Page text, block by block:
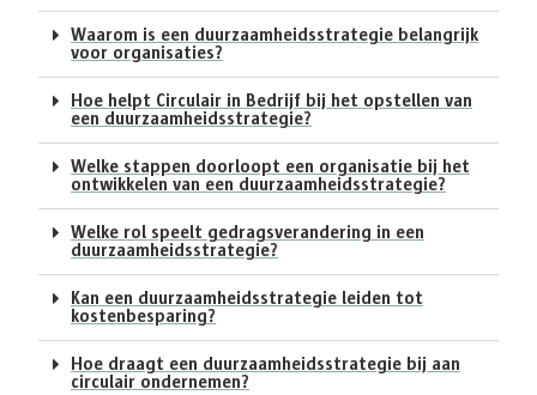
Waarom is een duurzaamheidsstrategie belangrijk
voor organisaties?
Hoe helpt Circulair in Bedrijf bij het opstellen van
een duurzaamheidsstrategie?
Welke stappen doorloopt een organisatie bij het
ontwikkelen van een duurzaamheidsstrategie?
Welke rol speelt gedragsverandering in een
duurzaamheidsstrategie?
Kan een duurzaamheidsstrategie leiden tot
kostenbesparing?
Hoe draagt een duurzaamheidsstrategie bij aan
circulair ondernemen?